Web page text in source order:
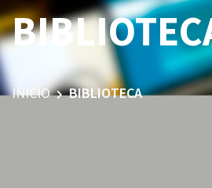
INICIO BIBLIOTECA